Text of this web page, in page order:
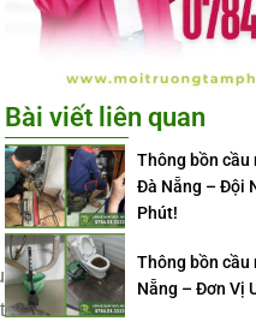
Bài viết liên quan
Thông bồn cầu
Đà Nẵng – Đội
Phút!
Thông bồn cầu
Nẵng – Đơn Vị